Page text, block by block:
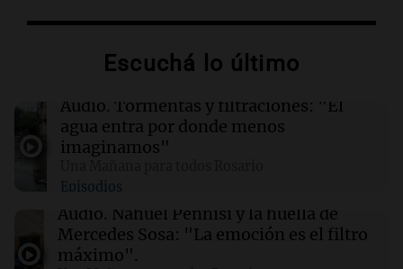
Veranos secos y calurosos amenazan diques
Alemania
Berkshire Hathaway invierte $10.000 millones
en Google y recompra acciones por $4.500
21:10 La Cadena del Gol
Boca rescató un empate 1-1 ante Vélez y dejó
pasar la chance de acercarse a la cima
Escuchá lo último
Audio. Tormentas y filtraciones: "El
agua entra por donde menos
imaginamos"
Episodios
Audio. Nahuel Pennisi y la huella de
Mercedes Sosa: "La emoción es el filtro
máximo".